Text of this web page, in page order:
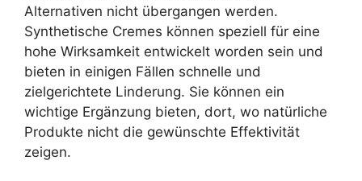
Alternativen nicht übergangen werden.
Synthetische Cremes können speziell für eine
hohe Wirksamkeit entwickelt worden sein und
bieten in einigen Fällen schnelle und
zielgerichtete Linderung. Sie können ein
wichtige Ergänzung bieten, dort, wo natürliche
Produkte nicht die gewünschte Effektivität
zeigen.